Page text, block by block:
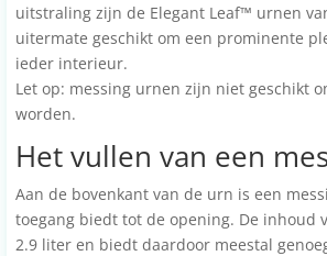
uitstraling zijn de Elegant Leaf™ urnen
uitermate geschikt om een prominente
ieder interieur.
Let op: messing urnen zijn niet geschikt
worden.
Het vullen van een
Aan de bovenkant van de urn is een
toegang biedt tot de opening. De inhoud
2.9 liter en biedt daardoor meestal